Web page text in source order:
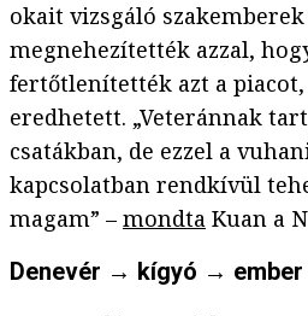
okait vizsgáló
megnehezítették azzal,
fertőtlenítették azt a
eredhetett. „Veteránnak
csatákban, de ezzel a
kapcsolatban rendkívül
magam” – mondta Kuan a
Denevér → kígyó → ember